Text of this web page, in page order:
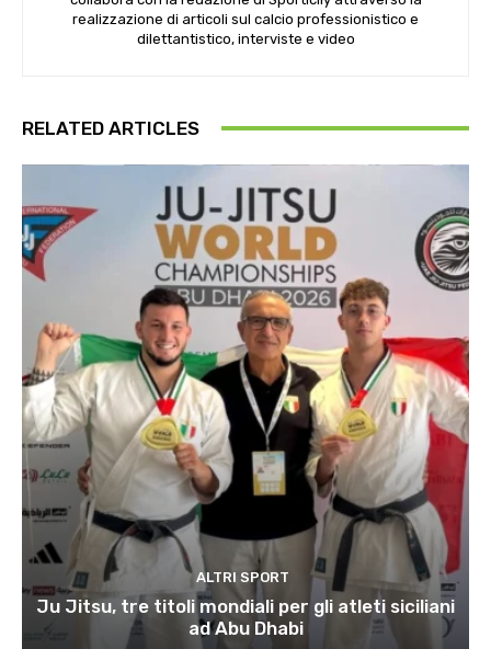
realizzazione di articoli sul calcio professionistico e
dilettantistico, interviste e video
RELATED ARTICLES
ALTRI SPORT
Ju Jitsu, tre titoli mondiali per gli atleti siciliani
ad Abu Dhabi